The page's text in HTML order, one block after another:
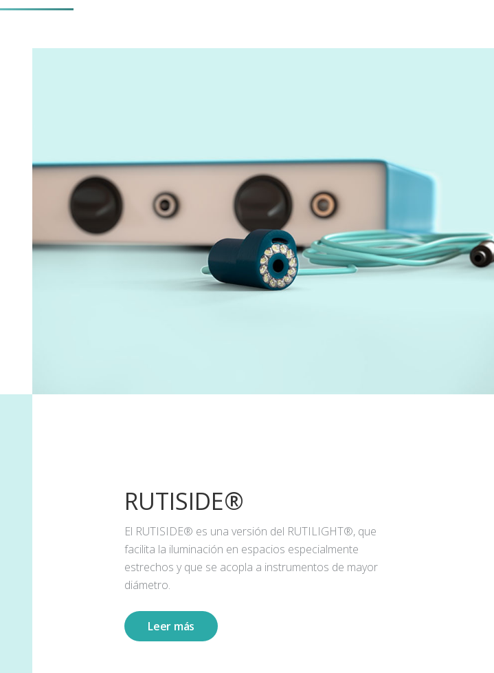
RUTISIDE®
El RUTISIDE® es una versión del RUTILIGHT®, que
facilita la iluminación en espacios especialmente
estrechos y que se acopla a instrumentos de mayor
diámetro.
Leer más